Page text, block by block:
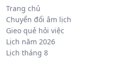
Trang chủ
Chuyển đổi âm lịch
Gieo quẻ hỏi việc
Lịch năm 2026
Lịch tháng 8